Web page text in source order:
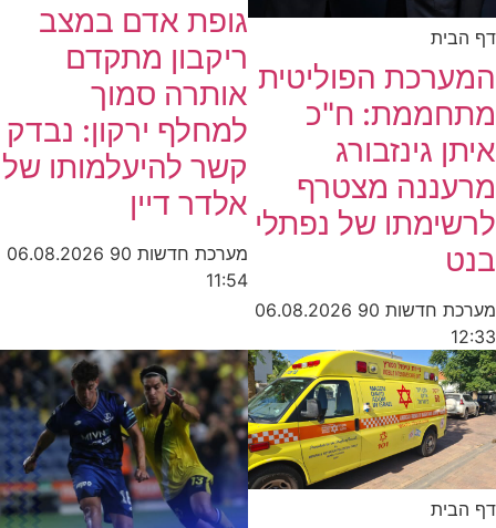
דף הבית
המערכת הפוליטית
מתחממת: ח"כ
איתן גינזבורג
מרעננה מצטרף
לרשימתו של נפתלי
בנט
מערכת חדשות 90
06.08.2026
12:33
גופת אדם במצב
ריקבון מתקדם
אותרה סמוך
למחלף ירקון: נבדק
קשר להיעלמותו של
אלדר דיין
מערכת חדשות 90
06.08.2026
11:54
דף הבית